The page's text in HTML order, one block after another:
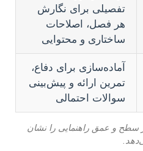
تفصیلی برای نگارش
هر فصل، اصلاحات
ساختاری و محتوایی
آماده‌سازی برای دفاع،
تمرین ارائه و پیش‌بینی
سوالات احتمالی
سطح و عمق راهنمایی را نشان